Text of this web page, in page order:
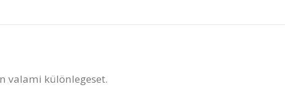
valami különlegeset.